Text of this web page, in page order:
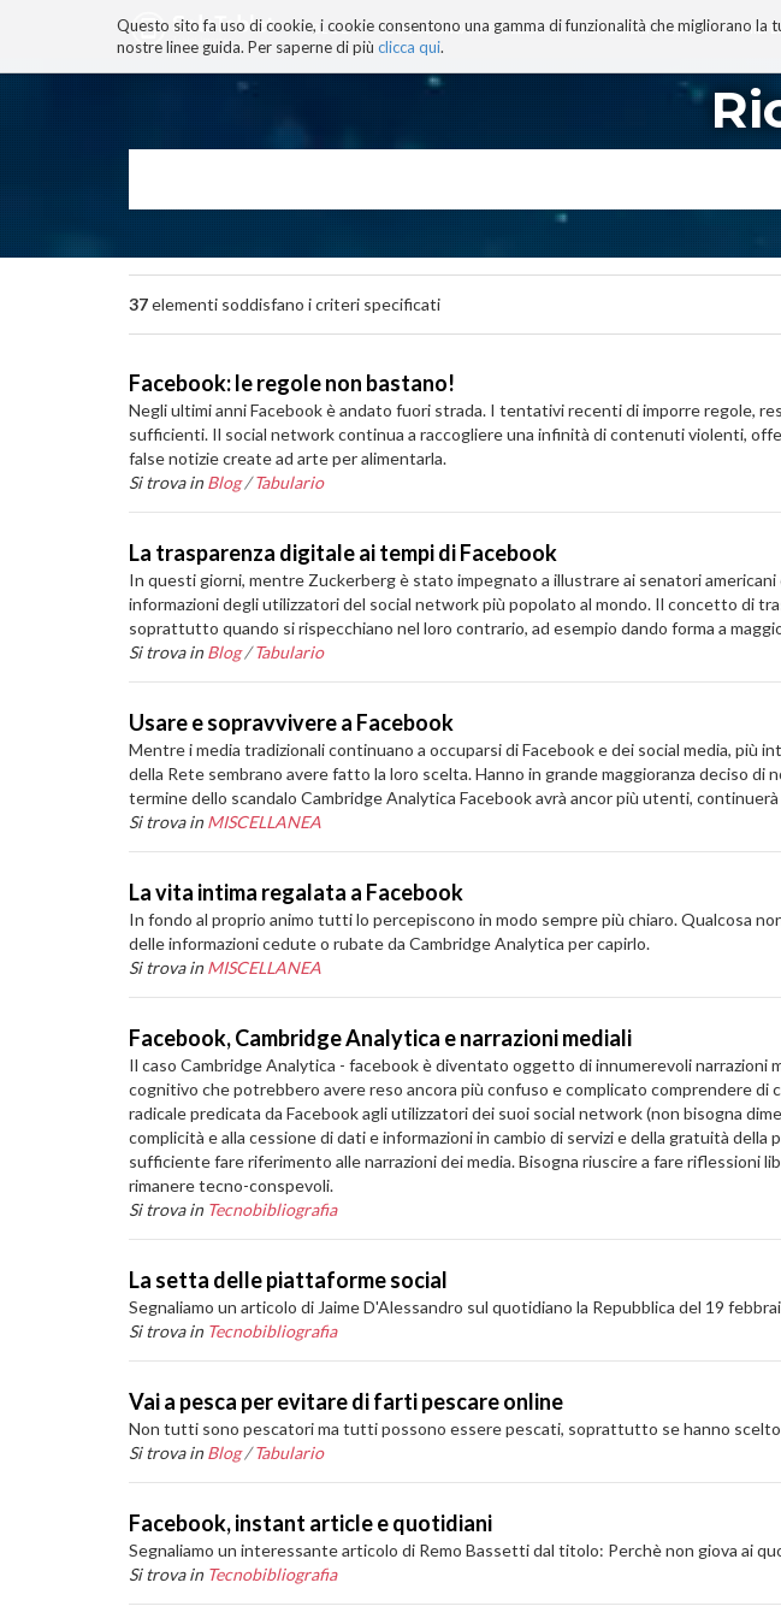
Questo sito fa uso di cookie, i cookie consentono una gamma di funzionalità che migliorano
nostre linee guida. Per saperne di più clicca qui.
BLOG TECNOCONSAPEVOLEZZA TECNOBIBLIOGRAFIA I MIEI
navigazione
37elementi soddisfano i criteri specificati
Facebook: le regole non bastano!
Negli ultimi anni Facebook è andato fuori strada. I tentativi recenti di imporre regole,
sufficienti. Il social network continua a raccogliere una infinità di contenuti violenti,
false notizie create ad arte per alimentarla.
Si trova in Blog /Tabulario
La trasparenza digitale ai tempi di Facebook
In questi giorni, mentre Zuckerberg è stato impegnato a illustrare ai senatori
informazioni degli utilizzatori del social network più popolato al mondo. Il concetto di
soprattutto quando si rispecchiano nel loro contrario, ad esempio dando forma a
Si trova in Blog /Tabulario
Usare e sopravvivere a Facebook
Mentre i media tradizionali continuano a occuparsi di Facebook e dei social media,
della Rete sembrano avere fatto la loro scelta. Hanno in grande maggioranza deciso
termine dello scandalo Cambridge Analytica Facebook avrà ancor più utenti,
Si trova in MISCELLANEA
La vita intima regalata a Facebook
In fondo al proprio animo tutti lo percepiscono in modo sempre più chiaro. Qualcosa
delle informazioni cedute o rubate da Cambridge Analytica per capirlo.
Si trova in MISCELLANEA
Facebook, Cambridge Analytica e narrazioni mediali
Il caso Cambridge Analytica - facebook è diventato oggetto di innumerevoli
cognitivo che potrebbero avere reso ancora più confuso e complicato comprendere
radicale predicata da Facebook agli utilizzatori dei suoi social network (non bisogna
complicità e alla cessione di dati e informazioni in cambio di servizi e della gratuità
sufficiente fare riferimento alle narrazioni dei media. Bisogna riuscire a fare
rimanere tecno-conspevoli.
Si trova in Tecnobibliografia
La setta delle piattaforme social
Segnaliamo un articolo di Jaime D'Alessandro sul quotidiano la Repubblica del 19
Si trova in Tecnobibliografia
Vai a pesca per evitare di farti pescare online
Non tutti sono pescatori ma tutti possono essere pescati, soprattutto se hanno
Si trova in Blog /Tabulario
Facebook, instant article e quotidiani
Segnaliamo un interessante articolo di Remo Bassetti dal titolo: Perchè non giova ai
Si trova in Tecnobibliografia